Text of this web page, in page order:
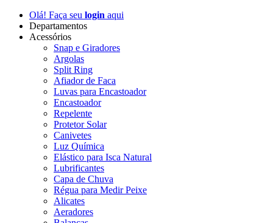
Olá! Faça seu login aqui
Departamentos
Acessórios
Snap e Giradores
Argolas
Split Ring
Afiador de Faca
Luvas para Encastoador
Encastoador
Repelente
Protetor Solar
Canivetes
Luz Química
Elástico para Isca Natural
Lubrificantes
Capa de Chuva
Régua para Medir Peixe
Alicates
Aeradores